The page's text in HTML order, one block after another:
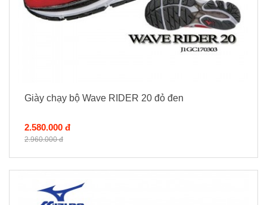
Giày chạy bộ Wave RIDER 20 đỏ đen
2.580.000 đ
2.960.000 đ